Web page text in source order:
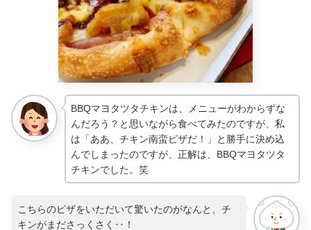
BBQマヨタツタチキンは、メニューがわからずな
んだろう？と思いながら食べてみたのですが、私
は「ああ、チキン南蛮ピザだ！」と勝手に決め込
んでしまったのですが、正解は、BBQマヨタツタ
チキンでした。笑
こちらのピザをいただいて驚いたのがなんと、チ
キンがまださっくさく‥！